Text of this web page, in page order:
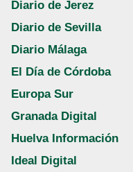
Diario de Jerez
Diario de Sevilla
Diario Málaga
El Día de Córdoba
Europa Sur
Granada Digital
Huelva Información
Ideal Digital